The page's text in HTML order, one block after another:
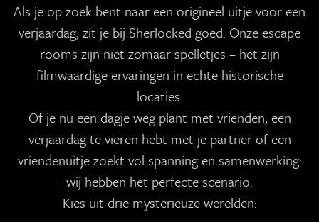
Als je op zoek bent naar een origineel uitje voor een
verjaardag, zit je bij Sherlocked goed. Onze escape
rooms zijn niet zomaar spelletjes – het zijn
filmwaardige ervaringen in echte historische
locaties.
Of je nu een dagje weg plant met vrienden, een
verjaardag te vieren hebt met je partner of een
vriendenuitje zoekt vol spanning en samenwerking:
wij hebben het perfecte scenario.
Kies uit drie mysterieuze werelden: